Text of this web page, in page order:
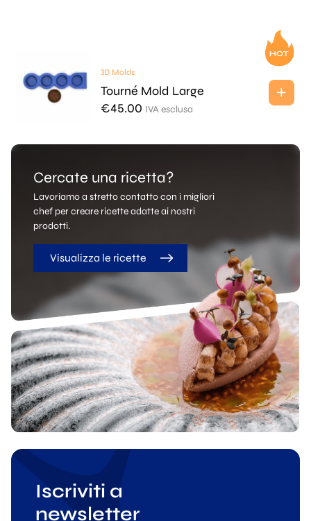
3D Molds
Tourné Mold Large
€45.00 IVA esclusa
Cercate una ricetta?
Lavoriamo a stretto contatto con i migliori
chef per creare ricette adatte ai nostri
prodotti.
Visualizza le ricette
Iscriviti a
newsletter